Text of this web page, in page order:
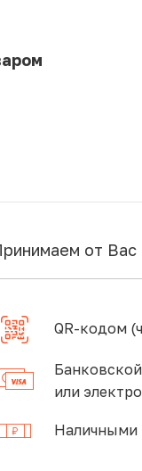
от Вас
QR-кодом
или
Наличными